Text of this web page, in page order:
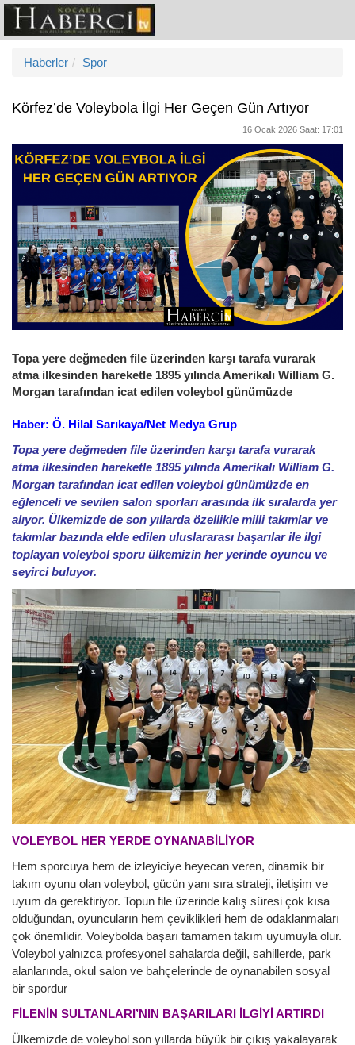
Haberler Spor
Körfez’de Voleybola İlgi Her Geçen Gün Artıyor
16 Ocak 2026 Saat: 17:01
Topa yere değmeden file üzerinden karşı tarafa vurarak
atma ilkesinden hareketle 1895 yılında Amerikalı William G.
Morgan tarafından icat edilen voleybol günümüzde
Haber: Ö. Hilal Sarıkaya/Net Medya Grup
Topa yere değmeden file üzerinden karşı tarafa vurarak
atma ilkesinden hareketle 1895 yılında Amerikalı William G.
Morgan tarafından icat edilen voleybol günümüzde en
eğlenceli ve sevilen salon sporları arasında ilk sıralarda yer
alıyor. Ülkemizde de son yıllarda özellikle milli takımlar ve
takımlar bazında elde edilen uluslararası başarılar ile ilgi
toplayan voleybol sporu ülkemizin her yerinde oyuncu ve
seyirci buluyor.
VOLEYBOL HER YERDE OYNANABİLİYOR
Hem sporcuya hem de izleyiciye heyecan veren, dinamik bir
takım oyunu olan voleybol, gücün yanı sıra strateji, iletişim ve
uyum da gerektiriyor. Topun file üzerinde kalış süresi çok kısa
olduğundan, oyuncuların hem çeviklikleri hem de odaklanmaları
çok önemlidir. Voleybolda başarı tamamen takım uyumuyla olur.
Voleybol yalnızca profesyonel sahalarda değil, sahillerde, park
alanlarında, okul salon ve bahçelerinde de oynanabilen sosyal
bir spordur
FİLENİN SULTANLARI’NIN BAŞARILARI İLGİYİ ARTIRDI
Ülkemizde de voleybol son yıllarda büyük bir çıkış yakalayarak